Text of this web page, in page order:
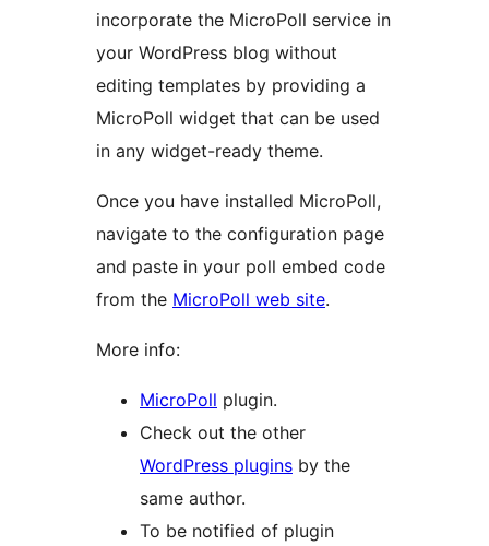
incorporate the MicroPoll service in
your WordPress blog without
editing templates by providing a
MicroPoll widget that can be used
in any widget-ready theme.
Once you have installed MicroPoll,
navigate to the configuration page
and paste in your poll embed code
from the MicroPoll web site.
More info:
MicroPoll plugin.
Check out the other
WordPress plugins by the
same author.
To be notified of plugin